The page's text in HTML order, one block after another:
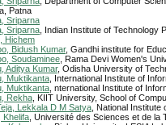
Patna
Sriparna
Sriparna, Indian Institute of Technology
Hichem
Bidush Kumar, Gandhi institute for
Soudaminee, Rama Devi Women's
Aditya Kumar, Odisha University of
Muktikanta, International Institute of
Muktikanta, nternational Institute of
Rekha, KIIT University, School of
Lekkala D M Satya, National Institute
Khelifa, Université des Sciences et de la